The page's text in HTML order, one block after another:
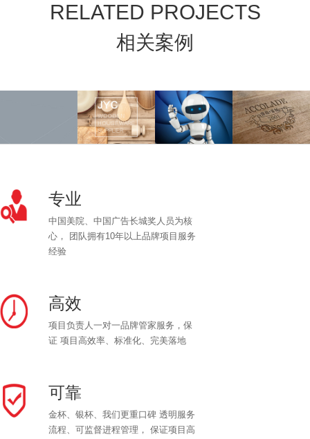
RELATED PROJECTS
相关案例
专业
中国美院、中国广告长城奖人员为核
心， 团队拥有10年以上品牌项目服务
经验
高效
项目负责人一对一品牌管家服务，保
证 项目高效率、标准化、完美落地
可靠
金杯、银杯、我们更重口碑 透明服务
流程、可监督进程管理， 保证项目高